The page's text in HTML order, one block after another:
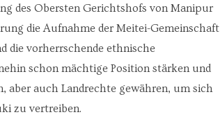
des Obersten Gerichtshofs von Manipur
die Aufnahme der Meitei-Gemeinschaft
die vorherrschende ethnische
schon mächtige Position stärken und
aber auch Landrechte gewähren, um sich
zu vertreiben.